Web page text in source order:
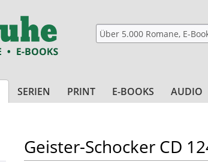
SERIEN PRINT E-BOOKS AUDIO
Geister-Schocker CD